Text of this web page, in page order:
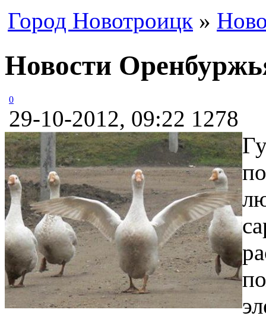
Город Новотроицк »
Новости
0
29-10-2012, 09:22 1278